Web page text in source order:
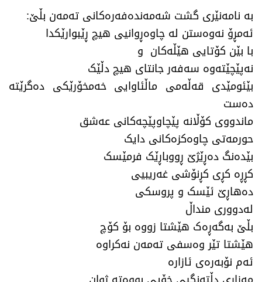
بە نامەنێری گشت شەمەندەفەرەکانی تەمەن بڵێ:
ئەمڕۆ نەوەستن لە چاوەڕوانیی هیچ ڕێبوارێکدا
با بێن کۆتایی هێڵەکان و
نەپێچێتەوە سەفەر جانتای هیچ دڵێک
بێئومێدی قەڵەمی ماڵئاوایی خەمخۆرێکی دەگرێتە
دەست
ماندووی کۆڵانە پێچاوپێچەکانی عەشق
حورمەتی چاوەکزەکانی دایک
بێدەنگ دەڕێژێ ڕووباڕێک فرمێسک
کڕڕە کڕی کڕنۆشی غەریبیی
دەهاڕێ ئێسک و پروسکی
لەدووری منداڵ
بڵێ بەگەڕەک هێشتا زووە بۆ کۆچ
هێشتا تێر وەسفی تەمەن نەکراوە
ئەم نۆبەرەی ئازارە